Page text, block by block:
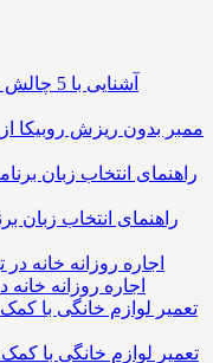
آشنایی
ممبر بدون ریزش روبیکا از
راهنمای انتخاب زبان
اجاره روزانه